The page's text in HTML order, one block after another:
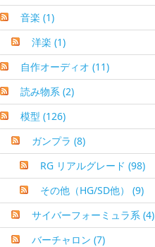
音楽 (1)
洋楽 (1)
自作オーディオ (11)
読み物系 (2)
模型 (126)
ガンプラ (8)
RG リアルグレード (98)
その他（HG/SD他） (9)
サイバーフォーミュラ系 (4)
バーチャロン (7)